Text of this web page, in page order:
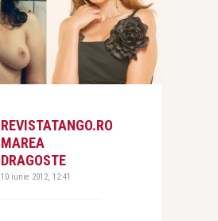
REVISTATANGO.RO
MAREA
DRAGOSTE
10 iunie 2012, 12:41